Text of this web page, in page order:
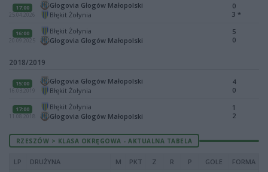
17:00
25.04.2026
Głogovia Głogów Małopolski
Błękit Żołynia
0
3 *
16:00
20.09.2025
Błękit Żołynia
Głogovia Głogów Małopolski
5
0
2018/2019
15:00
16.03.2019
Głogovia Głogów Małopolski
Błękit Żołynia
4
0
17:00
11.08.2018
Błękit Żołynia
Głogovia Głogów Małopolski
1
2
RZESZÓW > KLASA OKRĘGOWA - AKTUALNA TABELA
LP DRUŻYNA M PKT Z R P GOLE FORMA